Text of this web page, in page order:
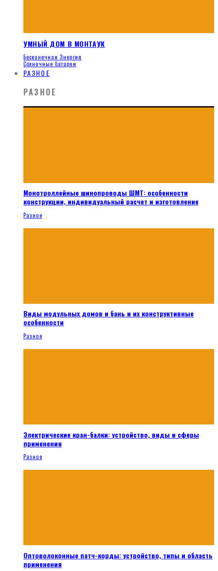
УМНЫЙ ДОМ В МОНТАУК
Бесконечная Энергия
Солнечные батареи
РАЗНОЕ
РАЗНОЕ
Монотроллейные шинопроводы ШМТ: особенности
конструкции, индивидуальный расчет и изготовление
Разное
Виды модульных домов и бань и их конструктивные
особенности
Разное
Электрические кран-балки: устройство, виды и сферы
применения
Разное
Оптоволоконные патч-корды: устройство, типы и область
применения